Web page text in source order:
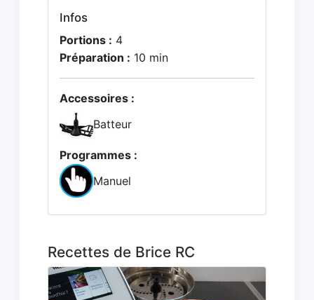
Infos
Portions : 4
Préparation : 10 min
Accessoires :
Batteur
Programmes :
Manuel
Recettes de Brice RC